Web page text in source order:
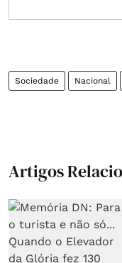
Sociedade Nacional
Artigos